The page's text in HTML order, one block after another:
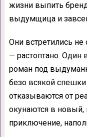
жизни выпить
выдумщица и
Они встретились не
— растоптано.
роман под
безо всякой спешки
отказываются от
окунаются в
приключение,